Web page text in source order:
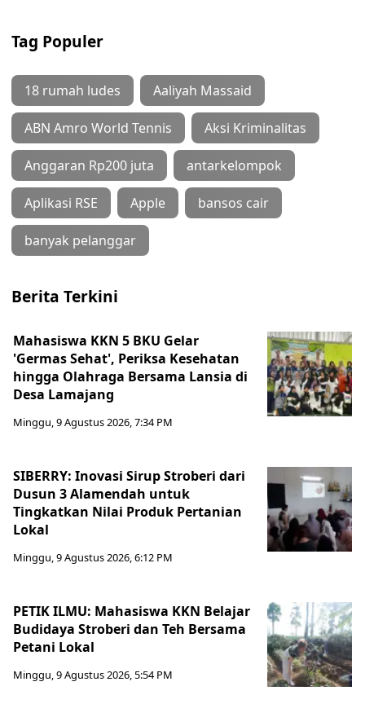
Tag Populer
18 rumah ludes Aaliyah Massaid
ABN Amro World Tennis Aksi Kriminalitas
Anggaran Rp200 juta antarkelompok
Aplikasi RSE Apple bansos cair
banyak pelanggar
Berita Terkini
Mahasiswa KKN 5 BKU Gelar
'Germas Sehat', Periksa Kesehatan
hingga Olahraga Bersama Lansia di
Desa Lamajang
Minggu, 9 Agustus 2026, 7:34 PM
SIBERRY: Inovasi Sirup Stroberi dari
Dusun 3 Alamendah untuk
Tingkatkan Nilai Produk Pertanian
Lokal
Minggu, 9 Agustus 2026, 6:12 PM
PETIK ILMU: Mahasiswa KKN Belajar
Budidaya Stroberi dan Teh Bersama
Petani Lokal
Minggu, 9 Agustus 2026, 5:54 PM